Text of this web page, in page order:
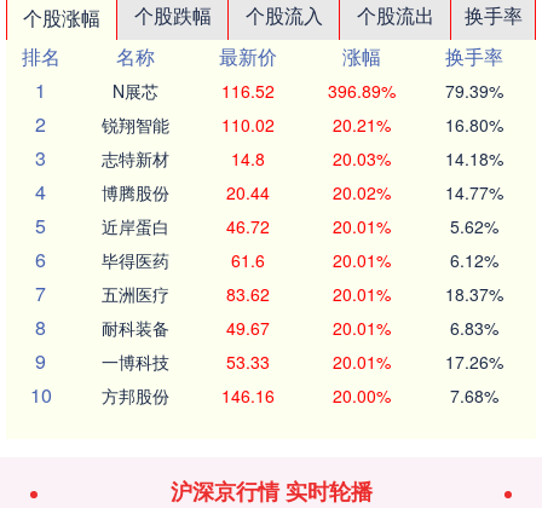
个股涨幅 个股跌幅 个股流入 个股流出
换手率
排名
名称 最新价 涨幅
换手率
1
N展芯 116.52 396.89% 79.39%
2 锐翔智能 110.02 20.21% 16.80%
3 志特新材 14.8 20.03% 14.18%
4 博腾股份 20.44 20.02% 14.77%
5 近岸蛋白 46.72 20.01% 5.62%
6 毕得医药 61.6 20.01% 6.12%
7 五洲医疗 83.62 20.01% 18.37%
8 耐科装备 49.67 20.01% 6.83%
9 一博科技 53.33 20.01% 17.26%
10 方邦股份 146.16 20.00% 7.68%
沪深京行情 实时轮播